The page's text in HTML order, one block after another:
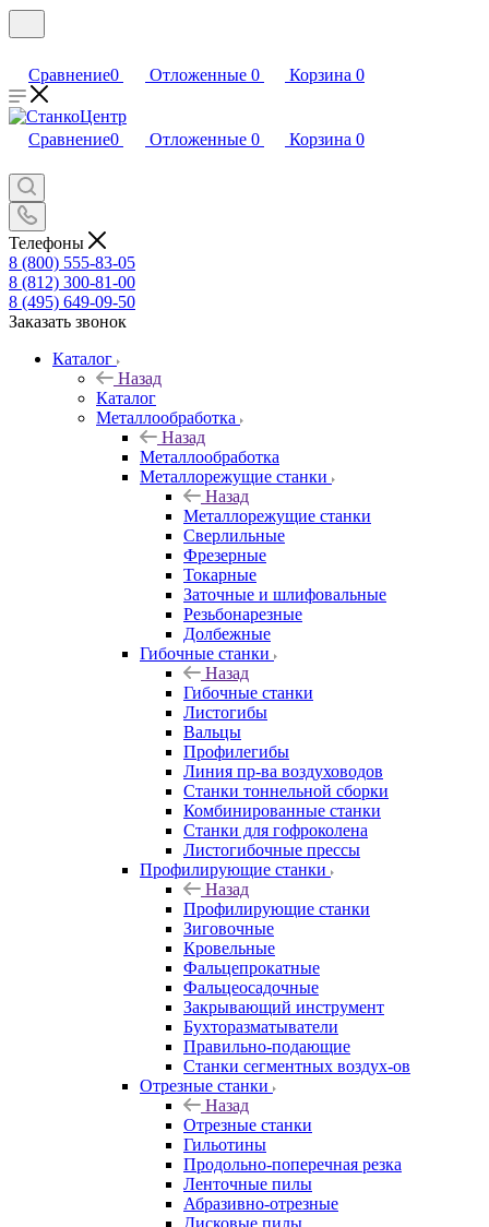
Сравнение0 Отложенные 0 Корзина 0
Сравнение0 Отложенные 0 Корзина 0
Телефоны
8 (800) 555-83-05
8 (812) 300-81-00
8 (495) 649-09-50
Заказать звонок
Каталог
Назад
Каталог
Металлообработка
Назад
Металлообработка
Металлорежущие станки
Назад
Металлорежущие станки
Сверлильные
Фрезерные
Токарные
Заточные и шлифовальные
Резьбонарезные
Долбежные
Гибочные станки
Назад
Гибочные станки
Листогибы
Вальцы
Профилегибы
Линия пр-ва воздуховодов
Станки тоннельной сборки
Комбинированные станки
Станки для гофроколена
Листогибочные прессы
Профилирующие станки
Назад
Профилирующие станки
Зиговочные
Кровельные
Фальцепрокатные
Фальцеосадочные
Закрывающий инструмент
Бухторазматыватели
Правильно-подающие
Станки сегментных воздух-ов
Отрезные станки
Назад
Отрезные станки
Гильотины
Продольно-поперечная резка
Ленточные пилы
Абразивно-отрезные
Дисковые пилы